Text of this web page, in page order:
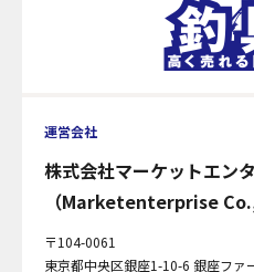
運営会社
株式会社マーケットエン
（Marketenterprise
〒104-0061
東京都中央区銀座1-10-6 銀座ファ